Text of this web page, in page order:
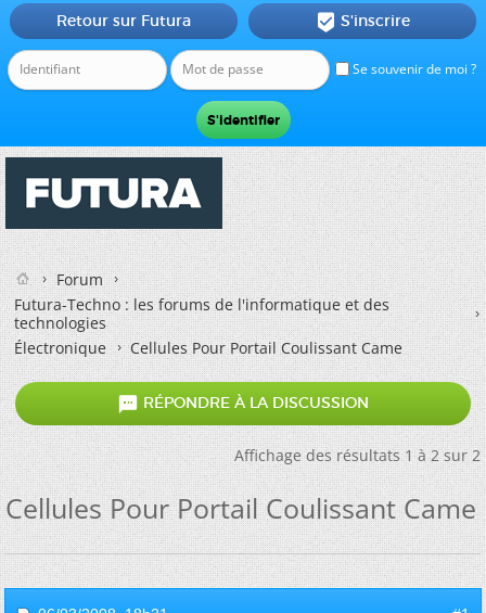
Se souvenir de moi ?
Retour sur Futura  S'inscrire
Forum
Futura-Techno : les forums de l'informatique et des
technologies
Électronique
Cellules Pour Portail Coulissant Came
 RÉPONDRE À LA DISCUSSION
Affichage des résultats 1 à 2 sur 2
Cellules Pour Portail Coulissant Came